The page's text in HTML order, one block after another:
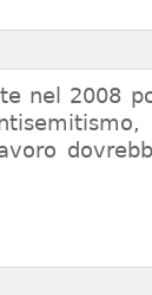
nel 2008